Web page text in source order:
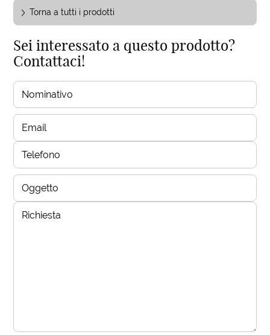
Torna a tutti i prodotti
Sei interessato a questo prodotto?
Contattaci!